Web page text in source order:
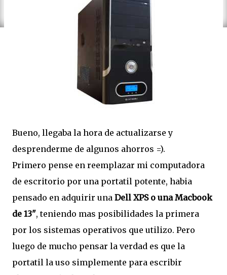
Bueno, llegaba la hora de actualizarse y
desprenderme de algunos ahorros =).
Primero pense en reemplazar mi computadora
de escritorio por una portatil potente, habia
pensado en adquirir una Dell XPS o una Macbook
de 13", teniendo mas posibilidades la primera
por los sistemas operativos que utilizo. Pero
luego de mucho pensar la verdad es que la
portatil la uso simplemente para escribir